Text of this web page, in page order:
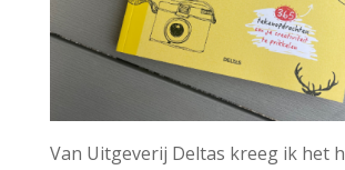
Van Uitgeverij Deltas kreeg ik het